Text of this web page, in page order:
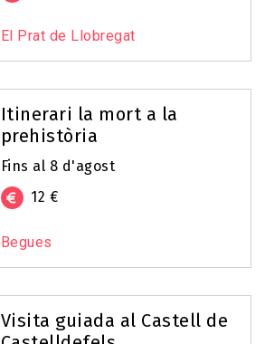
El Prat de Llobregat
Itinerari la mort a la
prehistòria
Fins al 8 d'agost
12 €
Begues
Visita guiada al Castell de